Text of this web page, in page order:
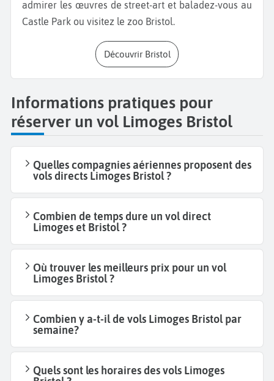
admirer les œuvres de street-art et baladez-vous au
Castle Park ou visitez le zoo Bristol.
Découvrir Bristol
Informations pratiques pour
réserver un vol Limoges Bristol
Quelles compagnies aériennes proposent des
vols directs Limoges Bristol ?
Combien de temps dure un vol direct
Limoges et Bristol ?
Où trouver les meilleurs prix pour un vol
Limoges Bristol ?
Combien y a-t-il de vols Limoges Bristol par
semaine?
Quels sont les horaires des vols Limoges